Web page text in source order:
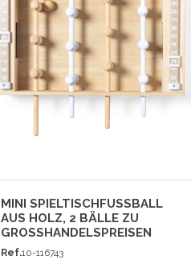
MINI SPIELTISCHFUSSBALL A
US HOLZ, 2 BÄLLE ZU G
ROSSHANDELSPREISEN
Ref.10-116743